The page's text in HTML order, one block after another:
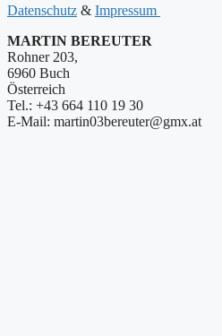
Datenschutz & Impressum
MARTIN BEREUTER
Rohner 203,
6960 Buch
Österreich
Tel.: +43 664 110 19 30
E-Mail: martin03bereuter@gmx.at